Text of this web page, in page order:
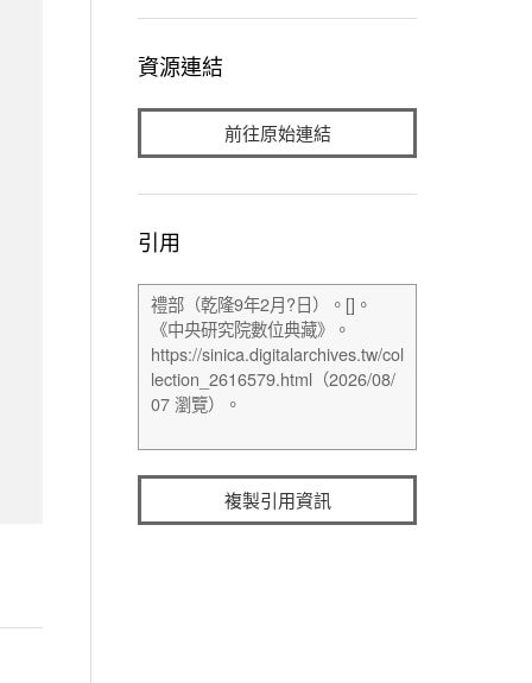
資源連結
前往原始連結
引用
複製引用資訊